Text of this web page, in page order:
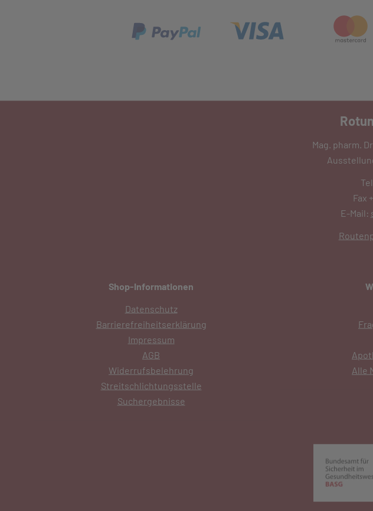
Mag. pharm.
Tel
Fax
E-Mail:
Shop-Informationen
Datenschutz
Barrierefreiheitserklärung
Impressum
AGB
Widerrufsbelehrung
Streitschlichtungsstelle
Suchergebnisse
Alle